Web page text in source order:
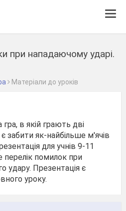
при нападаючому ударі.
Матеріали до уроків
в якій грають дві
забити як-найбільше м'ячів
для учнів 9-11
перелік помилок при
удару. Презентація є
уроку.